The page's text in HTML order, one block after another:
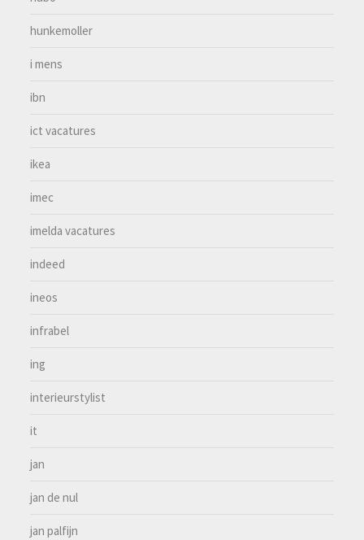
hunkemoller
i mens
ibn
ict vacatures
ikea
imec
imelda vacatures
indeed
ineos
infrabel
ing
interieurstylist
it
jan
jan de nul
jan palfijn